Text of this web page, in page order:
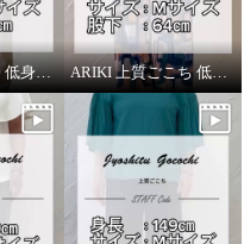
ARIKI ピーツー 低身長スタッフがはいてみました！ ARIKI 上質ごこち 低身長スタッフがはいてみました！